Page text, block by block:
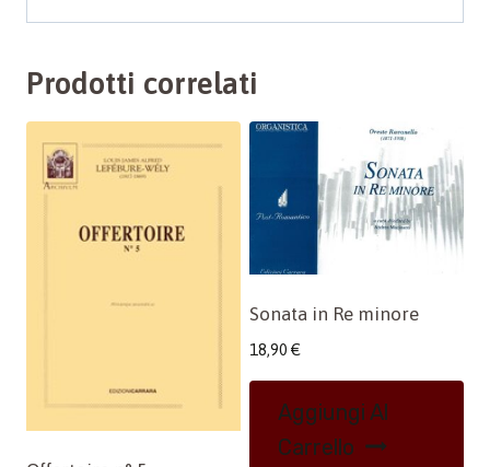
Prodotti correlati
Sonata in Re minore
18,90 €
Aggiungi Al
Carrello